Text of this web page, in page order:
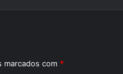
marcados com *